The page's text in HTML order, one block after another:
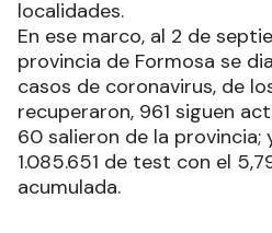
localidades.
En ese marco, al 2 de
provincia de Formosa se
casos de coronavirus, de
recuperaron, 961 siguen
60 salieron de la provincia;
1.085.651 de test con el
acumulada.